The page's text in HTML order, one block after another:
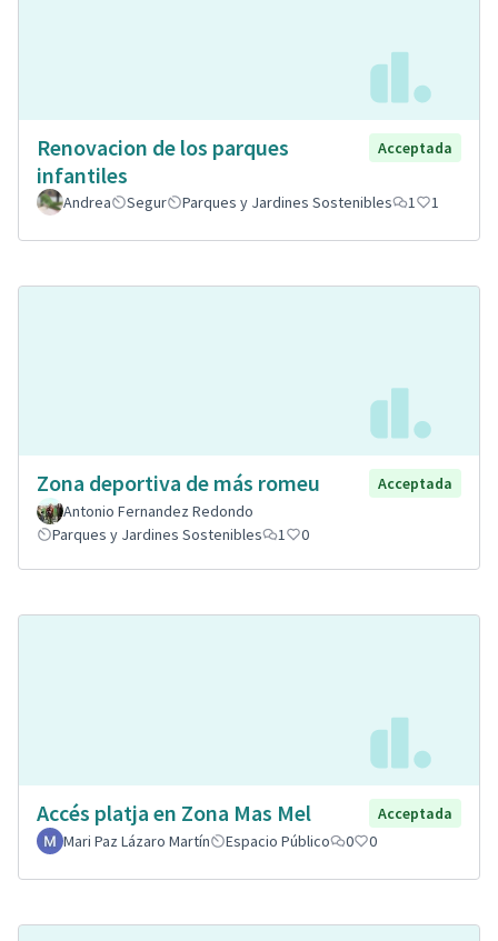
Renovacion de los parques
infantiles
Acceptada
Andrea Segur Parques y Jardines Sostenibles 1 1
Zona deportiva de más romeu
Acceptada
Antonio Fernandez Redondo
Parques y Jardines Sostenibles
1 0
Accés platja en Zona Mas Mel
Acceptada
Mari Paz Lázaro Martín
Espacio Público 0 0